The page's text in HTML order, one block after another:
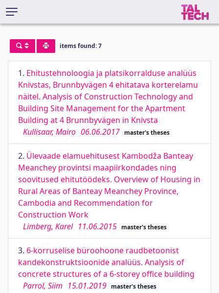
items found: 7
1. Ehitustehnoloogia ja platsikorralduse analüüs
Knivstas, Brunnbyvägen 4 ehitatava korterelamu
näitel. Analysis of Construction Technology and
Building Site Management for the Apartment
Building at 4 Brunnbyvägen in Knivsta
Kullisaar, Mairo 06.06.2017 master's theses
2. Ülevaade elamuehitusest Kambodža Banteay
Meanchey provintsi maapiirkondades ning
soovitused ehitutöödeks. Overview of Housing in
Rural Areas of Banteay Meanchey Province,
Cambodia and Recommendation for
Construction Work
Limberg, Karel 11.06.2015 master's theses
3. 6-korruselise büroohoone raudbetoonist
kandekonstruktsioonide analüüs. Analysis of
concrete structures of a 6-storey office building
Parrol, Siim 15.01.2019 master's theses